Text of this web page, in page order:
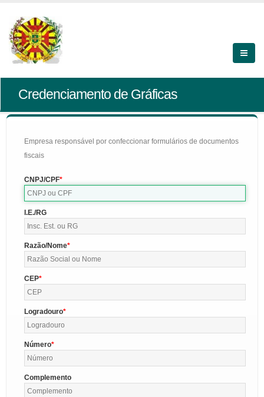
Credenciamento de Gráficas
Empresa responsável por confeccionar formulários de documentos
fiscais
CNPJ/CPF
I.E./RG
Razão/Nome
CEP
Logradouro
Número
Complemento